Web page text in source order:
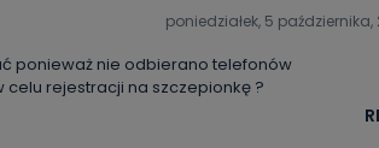
osobowe przetwarzamy?
Państwa danych osobowych to dane,
przekazane w Państwa imieniu) lub dane
dostępnych, w szczególności: imię i nazwisko,
Odbiorcą Pastwa danych osobowych
poniedziałek, 5 października,
ponieważ nie odbierano telefonów
rejestracji na szczepionkę ?